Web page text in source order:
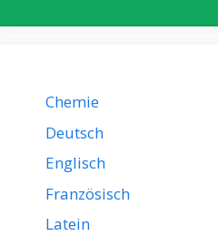
Chemie
Deutsch
Englisch
Französisch
Latein